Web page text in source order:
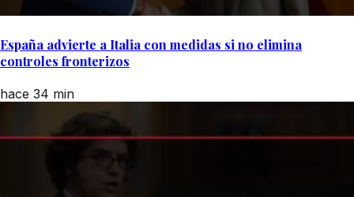
España advierte a Italia con medidas si no elimina
controles fronterizos
hace 34 min